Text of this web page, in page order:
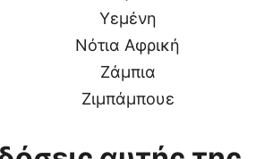
Υεμένη
Νότια Αφρική
Ζάμπια
Ζιμπάμπουε